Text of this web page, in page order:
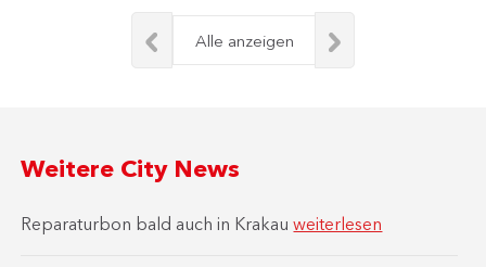
Alle anzeigen
Weitere City News
Reparaturbon bald auch in Krakauweiterlesen